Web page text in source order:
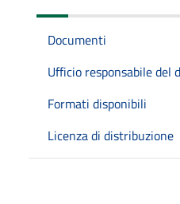
Documenti
Ufficio responsabile del
Formati disponibili
Licenza di distribuzione